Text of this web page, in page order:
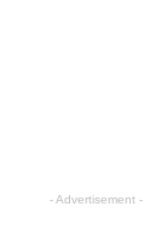
- Advertisement -